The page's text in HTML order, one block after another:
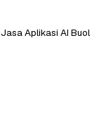
Jasa Aplikasi AI Buol